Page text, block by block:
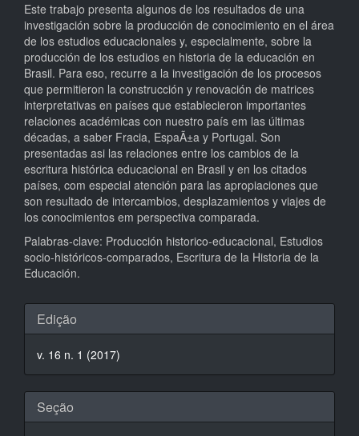
Este trabajo presenta algunos de los resultados de una
investigación sobre la producción de conocimiento en el área
de los estudios educacionales y, especialmente, sobre la
producción de los estudios en historia de la educación en
Brasil. Para eso, recurre a la investigación de los procesos
que permitieron la construcción y renovación de matrices
interpretativas en países que establecieron importantes
relaciones académicas con nuestro país em las últimas
décadas, a saber Fracia, EspaÃ±a y Portugal. Son
presentadas asi las relaciones entre los cambios de la
escritura histórica educacional en Brasil y en los citados
países, com especial atención para las apropiaciones que
son resultado de intercambios, desplazamientos y viajes de
los conocimientos em perspectiva comparada.
Palabras-clave: Producción historico-educacional, Estudios
socio-históricos-comparados, Escritura de la Historia de la
Educación.
Detalhes
do
artigo
Edição
v. 16 n. 1 (2017)
Seção